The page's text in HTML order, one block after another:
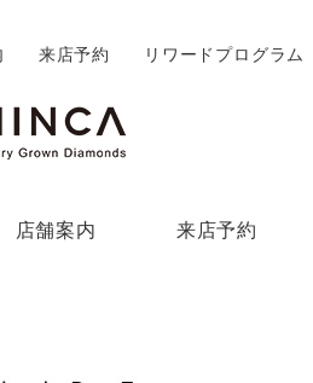
店舗案内 来店予約
来店予約 リワードプログラム